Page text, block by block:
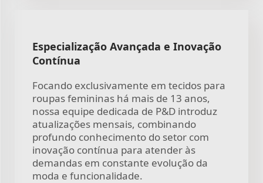
Especialização Avançada e Inovação
Contínua
Focando exclusivamente em tecidos para
roupas femininas há mais de 13 anos,
nossa equipe dedicada de P&D introduz
atualizações mensais, combinando
profundo conhecimento do setor com
inovação contínua para atender às
demandas em constante evolução da
moda e funcionalidade.